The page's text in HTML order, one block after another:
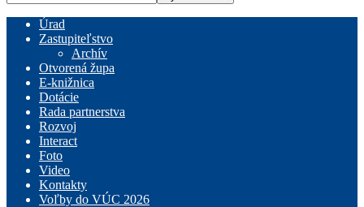
Úrad
Zastupiteľstvo
Archív
Otvorená župa
E-knižnica
Dotácie
Rada partnerstva
Rozvoj
Interact
Foto
Video
Kontakty
Voľby do VÚC 2026